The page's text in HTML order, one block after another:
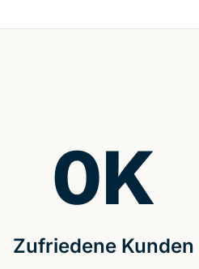
Zufriedene Kunden
0K